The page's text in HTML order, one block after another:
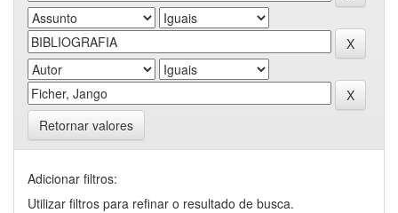
Retornar valores
Adicionar filtros:
Utilizar filtros para refinar o resultado de busca.